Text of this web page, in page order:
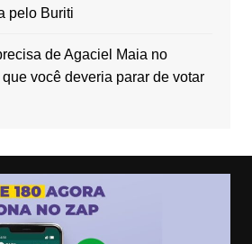
pelo Buriti
de Agaciel Maia no
você deveria parar de votar